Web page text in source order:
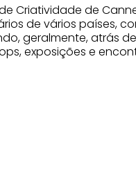
Criatividade de
de vários países,
geralmente, atrás
exposições e